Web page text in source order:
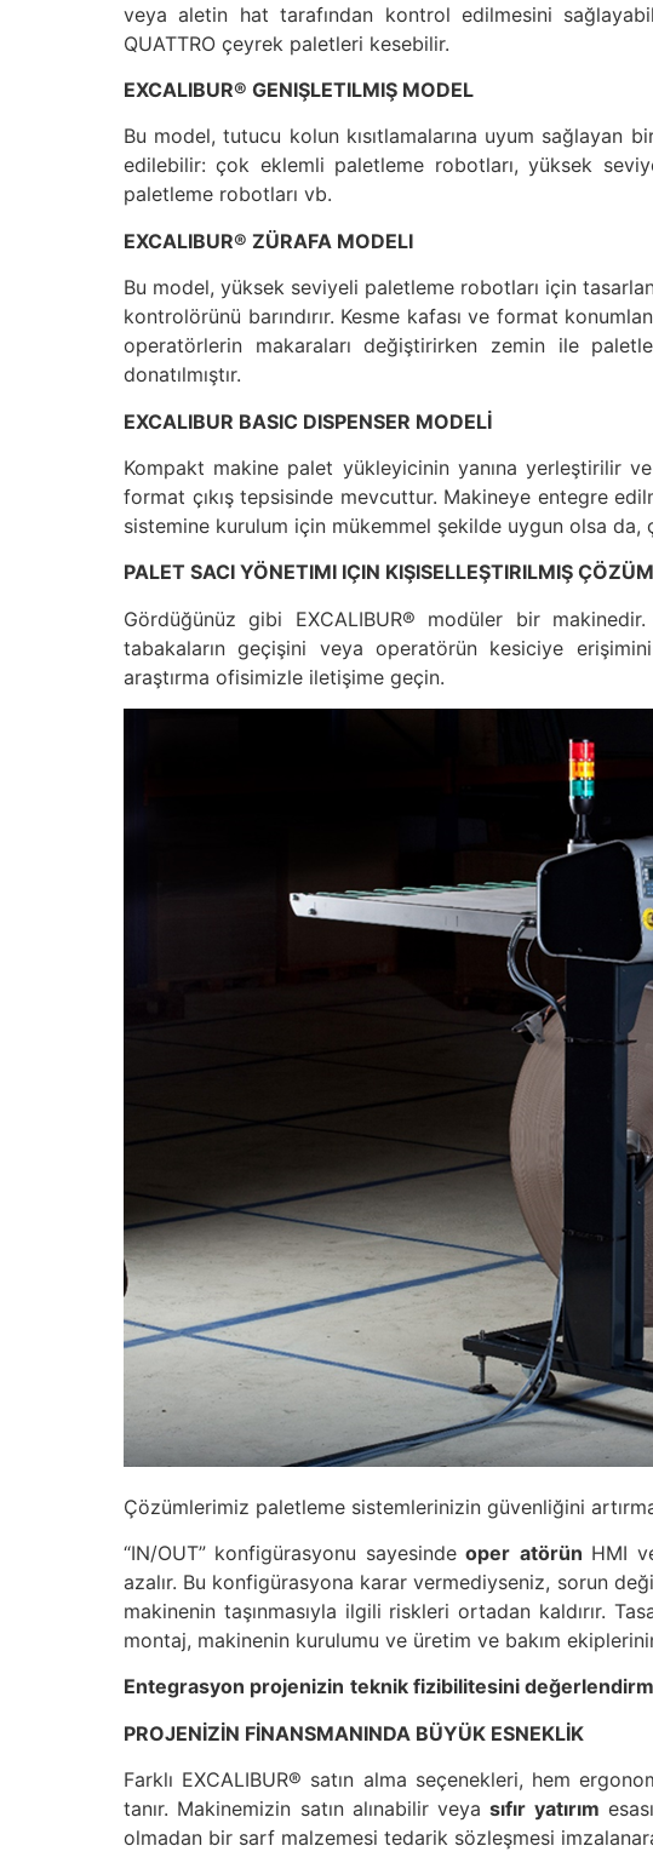
veya aletin hat tarafından kontrol edilmesini
QUATTRO çeyrek paletleri kesebilir.
EXCALIBUR® GENIŞLETILMIŞ MODEL
Bu model, tutucu kolun kısıtlamalarına uyum sağlayan
edilebilir: çok eklemli paletleme robotları, yüksek
paletleme robotları vb.
EXCALIBUR® ZÜRAFA MODELI
Bu model, yüksek seviyeli paletleme robotları için
kontrolörünü barındırır. Kesme kafası ve format
operatörlerin makaraları değiştirirken zemin ile
donatılmıştır.
EXCALIBUR BASIC DISPENSER MODELİ
Kompakt makine palet yükleyicinin yanına yerleştirilir
format çıkış tepsisinde mevcuttur. Makineye entegre
sistemine kurulum için mükemmel şekilde uygun olsa
PALET SACI YÖNETIMI IÇIN KIŞISELLEŞTIRILMIŞ
Gördüğünüz gibi EXCALIBUR® modüler bir
tabakaların geçişini veya operatörün kesiciye
araştırma ofisimizle iletişime geçin.
Çözümlerimiz paletleme sistemlerinizin güvenliğini
“IN/OUT” konfigürasyonu sayesindeoper atörün HMI
azalır. Bu konfigürasyona karar vermediyseniz, sorun
makinenin taşınmasıyla ilgili riskleri ortadan kaldırır.
montaj, makinenin kurulumu ve üretim ve bakım
Entegrasyon projenizin teknik fizibilitesini
PROJENİZİN FİNANSMANINDA BÜYÜK ESNEKLİK
Farklı EXCALIBUR® satın alma seçenekleri, hem
tanır. Makinemizin satın alınabilir veyasıfır yatırım
olmadan bir sarf malzemesi tedarik sözleşmesi